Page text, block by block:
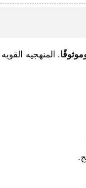
. المنهجیه